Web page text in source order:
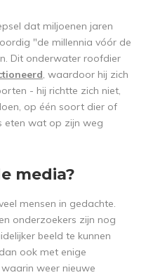
dat miljoenen jaren
"de millennia vóór de
Dit onderwater roofdier
, waardoor hij zich
- hij richtte zich niet,
op één soort dier of
eten wat op zijn weg
media?
mensen in gedachte.
onderzoekers zijn nog
beeld te kunnen
ook met enige
weer nieuwe